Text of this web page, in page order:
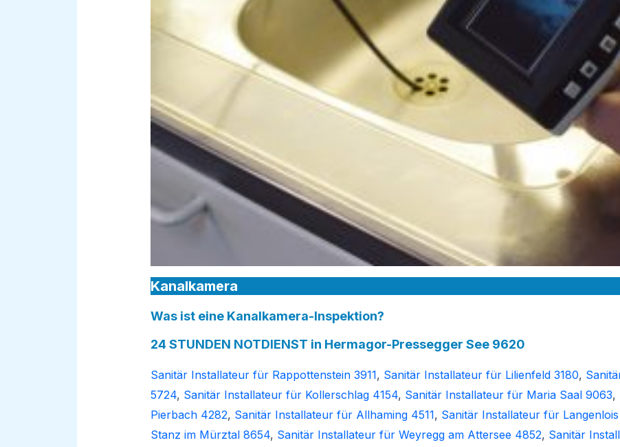
Kanalkamera
Was ist eine Kanalkamera-Inspektion?
24 STUNDEN NOTDIENST in Hermagor-Pressegger See 9620
Sanitär Installateur für Rappottenstein 3911, Sanitär Installateur für Lilienfeld 3180,
5724, Sanitär Installateur für Kollerschlag 4154, Sanitär Installateur für Maria Saal 9063,
Pierbach 4282, Sanitär Installateur für Allhaming 4511, Sanitär Installateur für
Stanz im Mürztal 8654, Sanitär Installateur für Weyregg am Attersee 4852, Sanitär